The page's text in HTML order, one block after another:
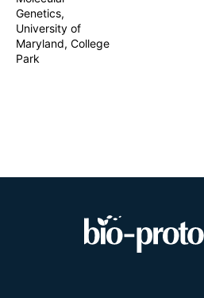
Genetics,
University of
Maryland, College
Park